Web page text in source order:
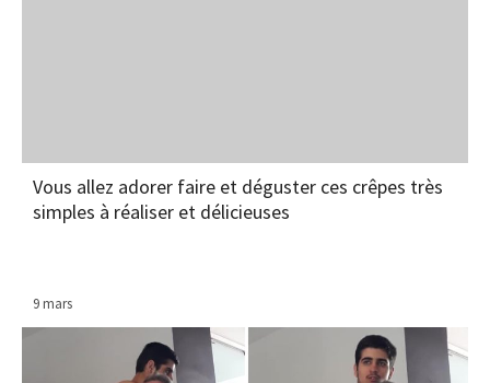
Vous allez adorer faire et déguster ces crêpes très
simples à réaliser et délicieuses
9 mars